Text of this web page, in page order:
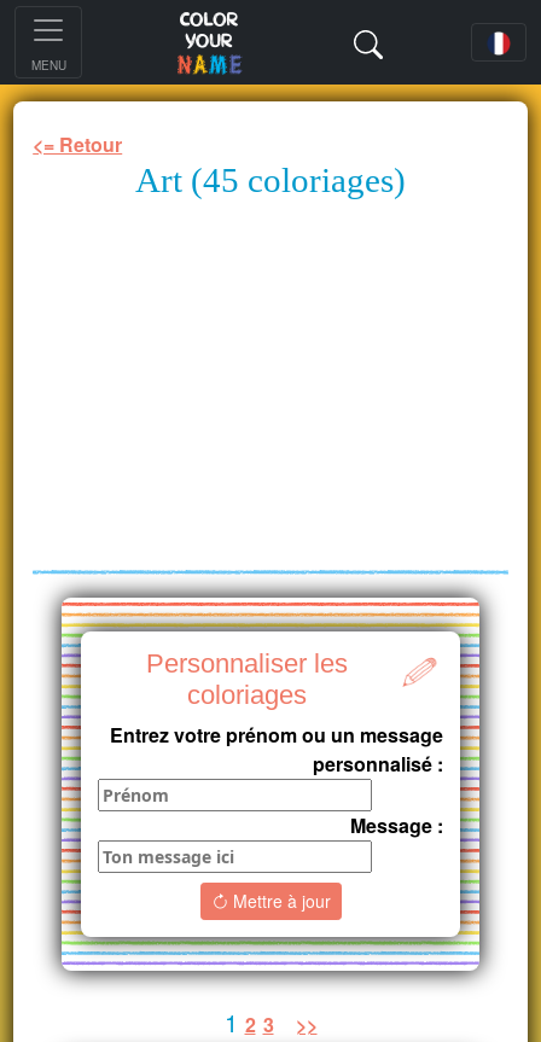
MENU
<= Retour
Art (45 coloriages)
Personnaliser les
coloriages
Entrez votre prénom ou un message
personnalisé :
Message :
Mettre à jour
1 2 3 >>